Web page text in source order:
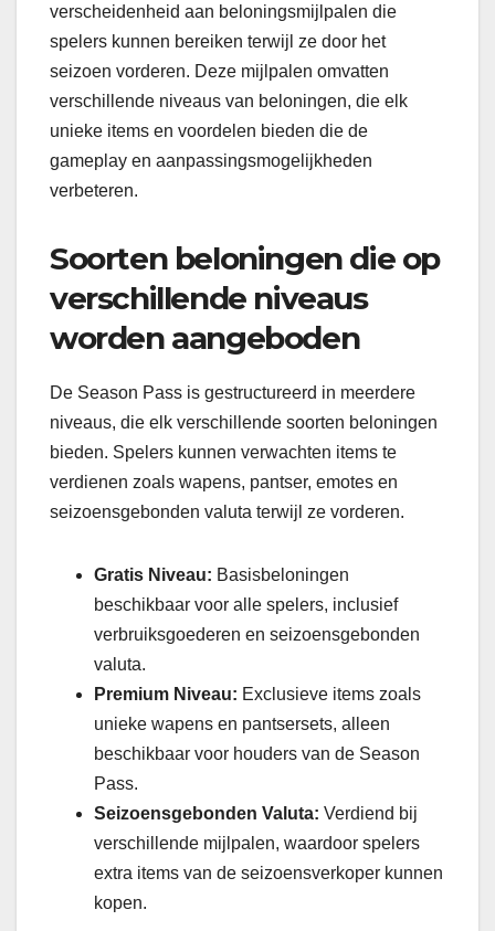
verscheidenheid aan beloningsmijlpalen die
spelers kunnen bereiken terwijl ze door het
seizoen vorderen. Deze mijlpalen omvatten
verschillende niveaus van beloningen, die elk
unieke items en voordelen bieden die de
gameplay en aanpassingsmogelijkheden
verbeteren.
Soorten beloningen die op
verschillende niveaus
worden aangeboden
De Season Pass is gestructureerd in meerdere
niveaus, die elk verschillende soorten beloningen
bieden. Spelers kunnen verwachten items te
verdienen zoals wapens, pantser, emotes en
seizoensgebonden valuta terwijl ze vorderen.
Gratis Niveau: Basisbeloningen
beschikbaar voor alle spelers, inclusief
verbruiksgoederen en seizoensgebonden
valuta.
Premium Niveau: Exclusieve items zoals
unieke wapens en pantsersets, alleen
beschikbaar voor houders van de Season
Pass.
Seizoensgebonden Valuta: Verdiend bij
verschillende mijlpalen, waardoor spelers
extra items van de seizoensverkoper kunnen
kopen.